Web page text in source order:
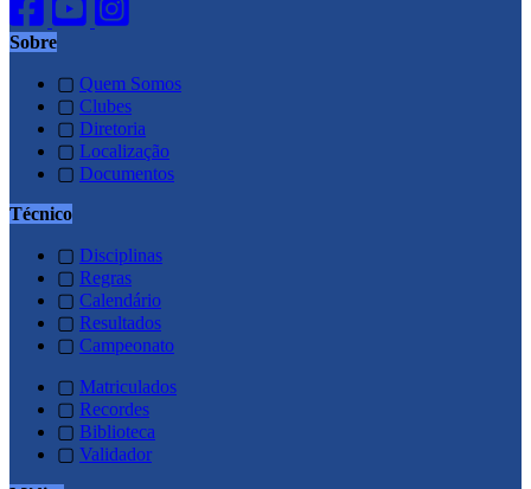
Sobre
▢ Quem Somos
▢ Clubes
▢ Diretoria
▢ Localização
▢ Documentos
Técnico
▢ Disciplinas
▢ Regras
▢ Calendário
▢ Resultados
▢ Campeonato
▢ Matriculados
▢ Recordes
▢ Biblioteca
▢ Validador